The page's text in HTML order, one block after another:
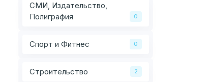
СМИ, Издательство,
Полиграфия
0
Спорт и Фитнес 0
Строительство 2